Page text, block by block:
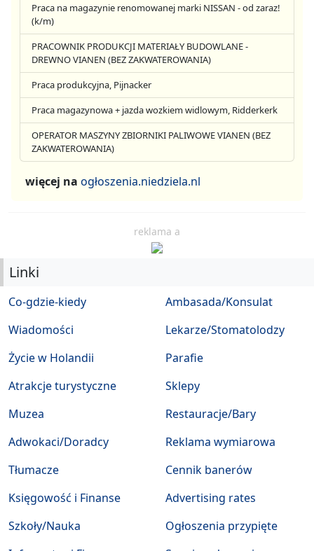
Praca na magazynie renomowanej marki NISSAN - od zaraz!
(k/m)
PRACOWNIK PRODUKCJI MATERIAŁY BUDOWLANE -
DREWNO VIANEN (BEZ ZAKWATEROWANIA)
Praca produkcyjna, Pijnacker
Praca magazynowa + jazda wozkiem widlowym, Ridderkerk
OPERATOR MASZYNY ZBIORNIKI PALIWOWE VIANEN (BEZ
ZAKWATEROWANIA)
więcej na ogłoszenia.niedziela.nl
reklama a
Linki
Co-gdzie-kiedy
Wiadomości
Życie w Holandii
Atrakcje turystyczne
Muzea
Ambasada/Konsulat
Lekarze/Stomatolodzy
Parafie
Sklepy
Restauracje/Bary
Adwokaci/Doradcy
Tłumacze
Księgowość i Finanse
Szkoły/Nauka
Reklama wymiarowa
Cennik banerów
Advertising rates
Ogłoszenia przypięte